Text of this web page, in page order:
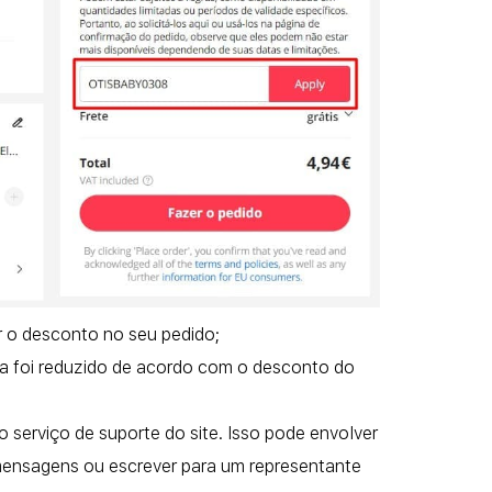
desconto no seu pedido;
foi reduzido de acordo com o desconto do
de suporte do site. Isso pode envolver
ou escrever para um representante